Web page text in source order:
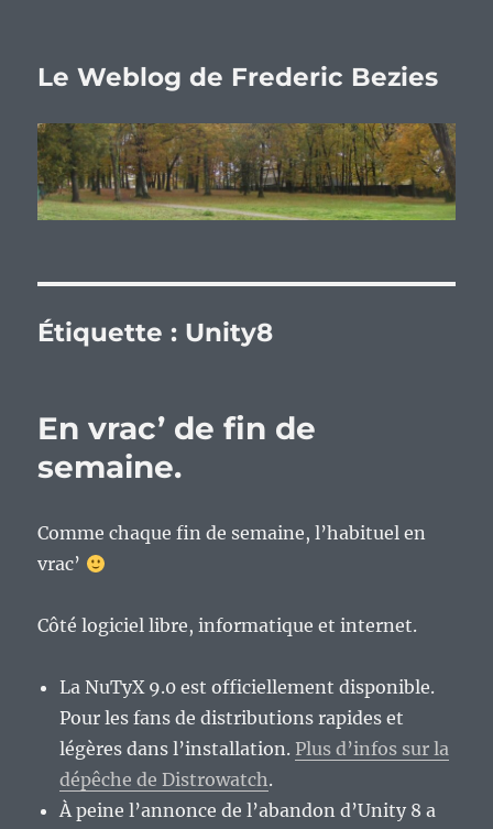
Le Weblog de Frederic Bezies
Étiquette : Unity8
En vrac’ de fin de
semaine.
Comme chaque fin de semaine, l’habituel en
vrac’
Côté logiciel libre, informatique et internet.
La NuTyX 9.0 est officiellement disponible.
Pour les fans de distributions rapides et
légères dans l’installation. Plus d’infos sur la
dépêche de Distrowatch.
À peine l’annonce de l’abandon d’Unity 8 a